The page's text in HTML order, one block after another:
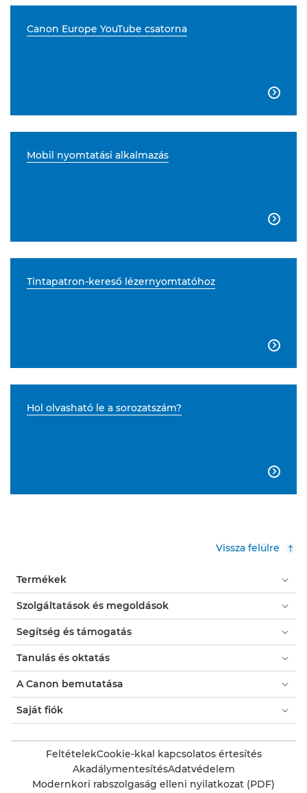
Canon Europe YouTube csatorna

Mobil nyomtatási alkalmazás

Tintapatron-kereső lézernyomtatóhoz

Hol olvasható le a sorozatszám?

Vissza felülre
Termékek
Szolgáltatások és megoldások
Segítség és támogatás
Tanulás és oktatás
A Canon bemutatása
Saját fiók
FeltételekCookie-kkal kapcsolatos értesítés
AkadálymentesítésAdatvédelem
Modernkori rabszolgaság elleni nyilatkozat (PDF)